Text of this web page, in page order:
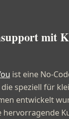
mit
ist eine No-
speziell für
entwickelt
hervorragende